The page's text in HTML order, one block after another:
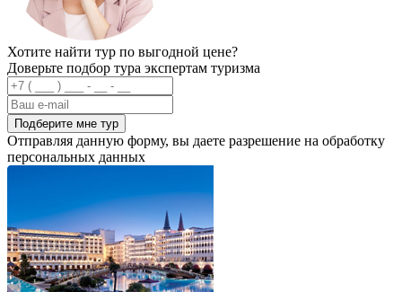
Хотите найти тур по выгодной цене?
Доверьте подбор тура экспертам туризма
Подберите мне тур
Отправляя данную форму, вы даете разрешение на обработку
персональных данных